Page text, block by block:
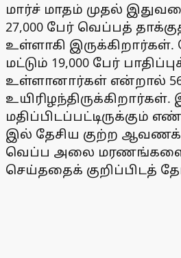
மார்ச் மாதம் முதல்
27,000 பேர் வெப்பத்
உள்ளாகி இருக்கிறார்கள்.
மட்டும் 19,000 பேர்
உள்ளானார்கள் என்றால்
மதிப்பிடப்பட்டிருக்கும்
இல் தேசிய குற்ற ஆவணக்
வெப்ப அலை
செய்ததைக் குறிப்பிடத்